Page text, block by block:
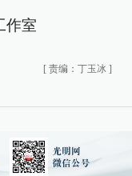
作室
[ 责编：丁玉冰 ]